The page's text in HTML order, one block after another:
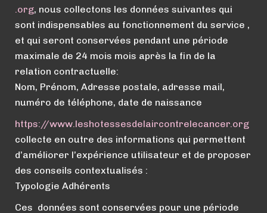
.org, nous collectons les données suivantes qui
sont indispensables au fonctionnement du service ,
et qui seront conservées pendant une période
maximale de 24 mois mois après la fin de la
relation contractuelle:
Nom, Prénom, Adresse postale, adresse mail,
numéro de téléphone, date de naissance
https://www.leshotessesdelaircontrelecancer.org
collecte en outre des informations qui permettent
d’améliorer l’expérience utilisateur et de proposer
des conseils contextualisés :
Typologie Adhérents
Ces données sont conservées pour une période